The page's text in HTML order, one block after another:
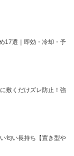
17選｜即効・冷却・予
敷くだけズレ防止！強
匂い長持ち【置き型や